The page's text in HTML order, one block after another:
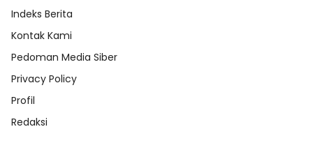
Indeks Berita
Kontak Kami
Pedoman Media Siber
Privacy Policy
Profil
Redaksi